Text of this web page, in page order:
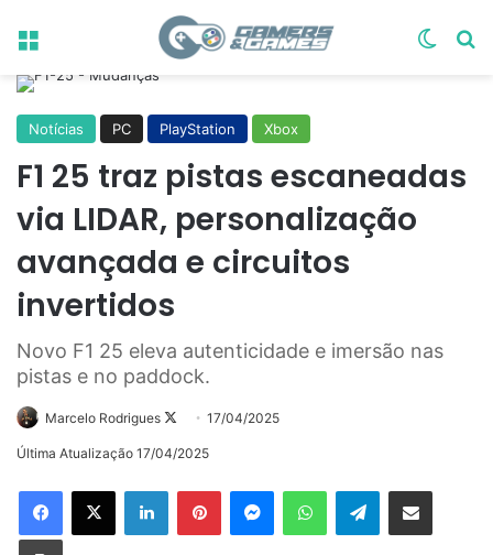
Menu
Notícias PC PlayStation Xbox
F1 25 traz pistas escaneadas
via LIDAR, personalização
avançada e circuitos
invertidos
Novo F1 25 eleva autenticidade e imersão nas
pistas e no paddock.
Marcelo Rodrigues
Follow
on
17/04/2025
Última Atualização 17/04/2025
LinkedinPinterestMessengerWhatsAppTelegramCompartilhar via e-mail
Imprimir